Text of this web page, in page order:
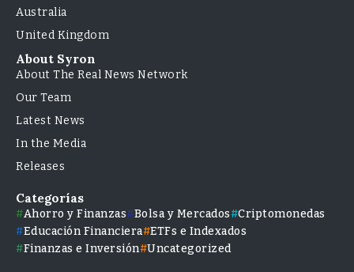
Australia
United Kingdom
About Syron
About The Real News Network
Our Team
Latest News
In the Media
Releases
Categorías
Ahorro y Finanzas Bolsa y Mercados
Criptomonedas
Educación Financiera ETFs e Indexados
Finanzas e Inversión Uncategorized